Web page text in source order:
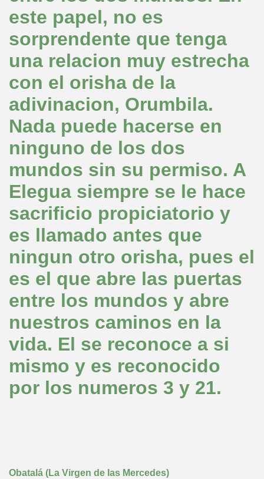
este papel, no es
sorprendente que tenga
una relacion muy estrecha
con el orisha de la
adivinacion, Orumbila.
Nada puede hacerse en
ninguno de los dos
mundos sin su permiso. A
Elegua siempre se le hace
sacrificio propiciatorio y
es llamado antes que
ningun otro orisha, pues el
es el que abre las puertas
entre los mundos y abre
nuestros caminos en la
vida. El se reconoce a si
mismo y es reconocido
por los numeros 3 y 21.
Obatalá (La Virgen de las Mercedes)